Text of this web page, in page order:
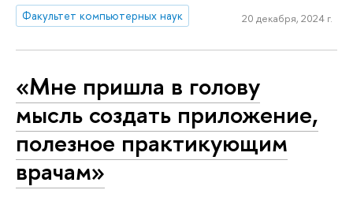
Факультет компьютерных наук
20 декабря, 2024 г.
«Мне пришла в голову
мысль создать приложение,
полезное практикующим
врачам»